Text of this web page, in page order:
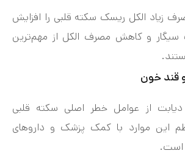
زیاد الکل ریسک سکته قلبی را افزایش
و کاهش مصرف الکل از مهم‌ترین
قند خون
از عوامل خطر اصلی سکته قلبی
این موارد با کمک پزشک و داروهای
است.